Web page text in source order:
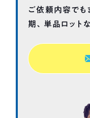
ご依頼内容でも
期、単品ロット